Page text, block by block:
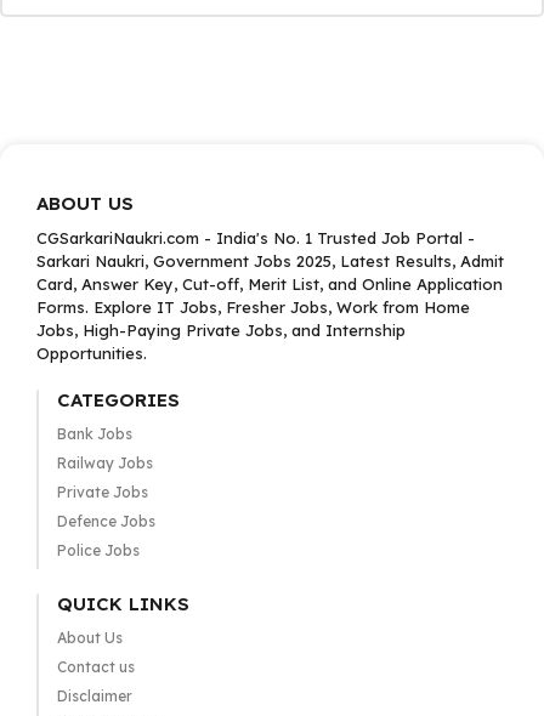
ABOUT US
CGSarkariNaukri.com - India's No. 1 Trusted Job Portal -
Sarkari Naukri, Government Jobs 2025, Latest Results, Admit
Card, Answer Key, Cut-off, Merit List, and Online Application
Forms. Explore IT Jobs, Fresher Jobs, Work from Home
Jobs, High-Paying Private Jobs, and Internship
Opportunities.
CATEGORIES
Bank Jobs
Railway Jobs
Private Jobs
Defence Jobs
Police Jobs
QUICK LINKS
About Us
Contact us
Disclaimer